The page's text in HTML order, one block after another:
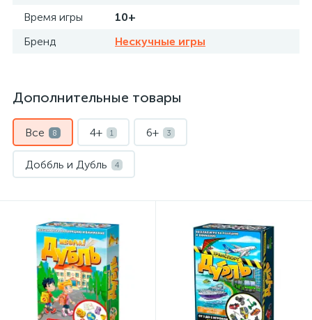
Время игры
10+
Бренд
Нескучные игры
Дополнительные товары
Все 8 4+ 1 6+ 3
Доббль и Дубль 4